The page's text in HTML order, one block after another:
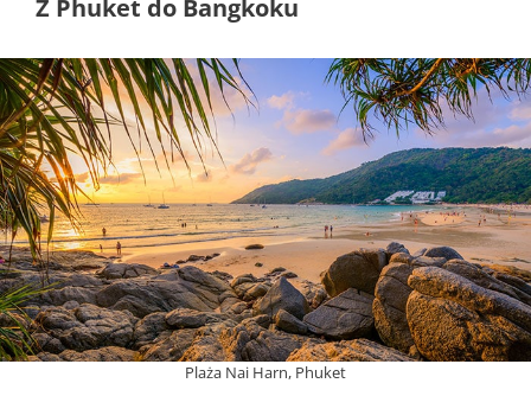
Z Phuket do Bangkoku
Plaża Nai Harn, Phuket